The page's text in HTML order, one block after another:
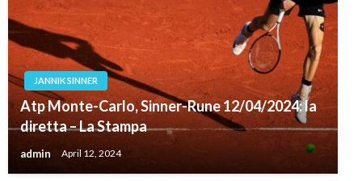
JANNIK SINNER
Atp Monte-Carlo, Sinner-Rune 12/04/2024: la
diretta – La Stampa
admin April 12, 2024